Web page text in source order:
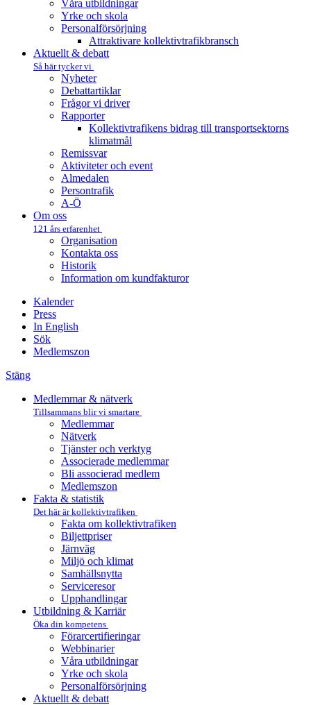
Våra utbildningar
Yrke och skola
Personalförsörjning
Attraktivare kollektivtrafik­bransch
Aktuellt & debatt
Så här tycker vi
Nyheter
Debattartiklar
Frågor vi driver
Rapporter
Kollektivtrafikens bidrag till transportsektorns
klimatmål
Remissvar
Aktiviteter och event
Almedalen
Persontrafik
A-Ö
Om oss
121 års erfarenhet
Organisation
Kontakta oss
Historik
Information om kundfakturor
Kalender
Press
In English
Sök
Medlemszon
Stäng
Medlemmar & nätverk
Tillsammans blir vi smartare
Medlemmar
Nätverk
Tjänster och verktyg
Associerade medlemmar
Bli associerad medlem
Medlemszon
Fakta & statistik
Det här är kollektivtrafiken
Fakta om kollektivtrafiken
Biljettpriser
Järnväg
Miljö och klimat
Samhällsnytta
Serviceresor
Upphandlingar
Utbildning & Karriär
Öka din kompetens
Förarcertifieringar
Webbinarier
Våra utbildningar
Yrke och skola
Personalförsörjning
Aktuellt & debatt